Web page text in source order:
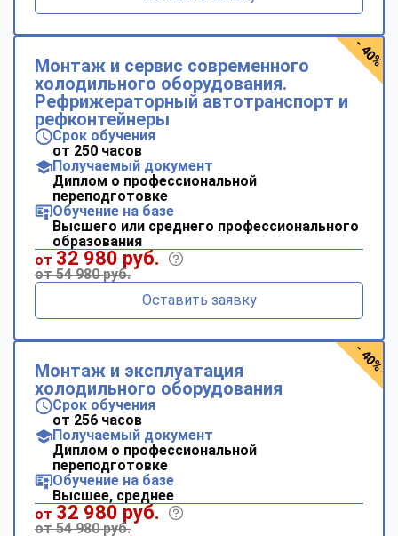
Монтаж и сервис современного
холодильного оборудования.
Рефрижераторный автотранспорт и
рефконтейнеры
Срок обучения
от 250 часов
Получаемый документ
Диплом о профессиональной
переподготовке
Обучение на базе
Высшего или среднего профессионального
образования
от 32 980 руб.
от 54 980 руб.
Оставить заявку
- 40%
Монтаж и эксплуатация
холодильного оборудования
Срок обучения
от 256 часов
Получаемый документ
Диплом о профессиональной
переподготовке
Обучение на базе
Высшее, среднее
от 32 980 руб.
от 54 980 руб.
- 40%